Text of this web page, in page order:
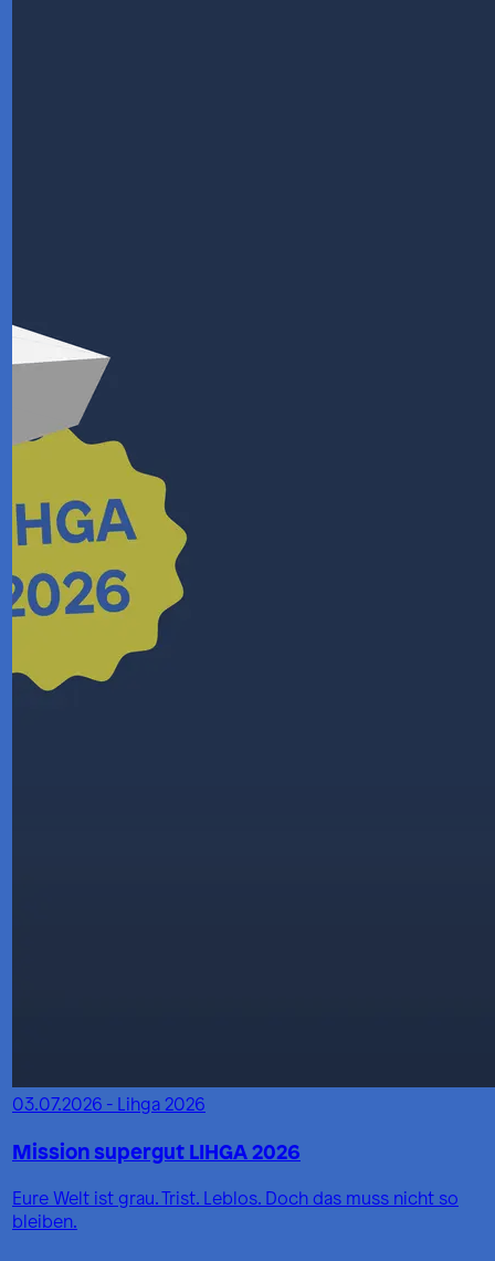
03.07.2026 - Lihga 2026
Mission supergut LIHGA 2026
Eure Welt ist grau. Trist. Leblos. Doch das muss nicht so
bleiben.